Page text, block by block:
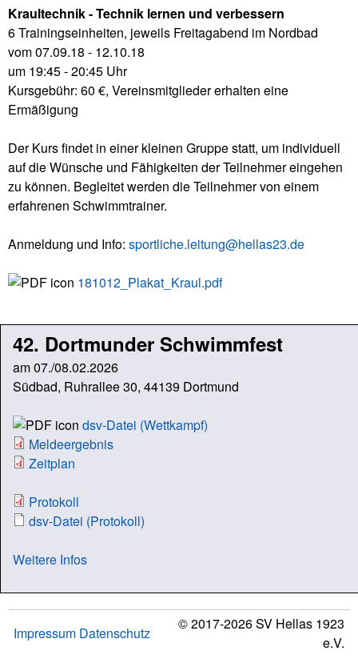
Kraultechnik - Technik lernen und verbessern
6 Trainingseinheiten, jeweils Freitagabend im Nordbad
vom 07.09.18 - 12.10.18
um 19:45 - 20:45 Uhr
Kursgebühr: 60 €, Vereinsmitglieder erhalten eine
Ermäßigung
Der Kurs findet in einer kleinen Gruppe statt, um individuell
auf die Wünsche und Fähigkeiten der Teilnehmer eingehen
zu können. Begleitet werden die Teilnehmer von einem
erfahrenen Schwimmtrainer.
Anmeldung und Info: sportliche.leitung@hellas23.de
181012_Plakat_Kraul.pdf
42. Dortmunder Schwimmfest
am 07./08.02.2026
Südbad, Ruhrallee 30, 44139 Dortmund
dsv-Datei (Wettkampf)
Meldeergebnis
Zeitplan
Protokoll
dsv-Datei (Protokoll)
Weitere Infos
Impressum Datenschutz
© 2017-2026 SV Hellas 1923
e.V.